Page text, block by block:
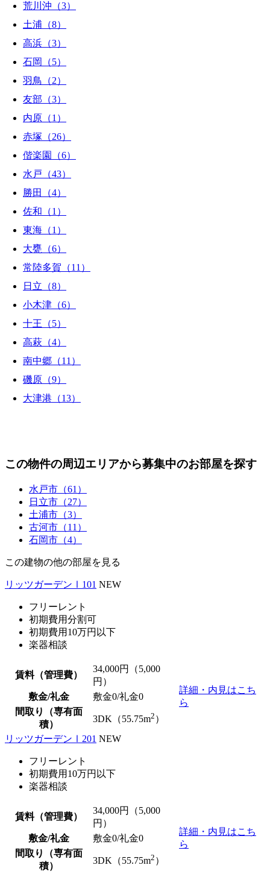
荒川沖（3）
土浦（8）
高浜（3）
石岡（5）
羽鳥（2）
友部（3）
内原（1）
赤塚（26）
偕楽園（6）
水戸（43）
勝田（4）
佐和（1）
東海（1）
大甕（6）
常陸多賀（11）
日立（8）
小木津（6）
十王（5）
高萩（4）
南中郷（11）
磯原（9）
大津港（13）
この物件の周辺エリアから募集中のお部屋を探す
水戸市（61）
日立市（27）
土浦市（3）
古河市（11）
石岡市（4）
この建物の他の部屋を見る
リッツガーデンⅠ101 NEW
フリーレント
初期費用分割可
初期費用10万円以下
楽器相談
賃料（管理費）
34,000円（5,000
円）
詳細・内見はこち
ら
敷金/礼金 敷金0/礼金0
間取り（専有面
積）
3DK（55.75m2 ）
リッツガーデンⅠ201 NEW
フリーレント
初期費用10万円以下
楽器相談
賃料（管理費）
34,000円（5,000
円）
詳細・内見はこち
ら
敷金/礼金 敷金0/礼金0
間取り（専有面
積）
3DK（55.75m2 ）